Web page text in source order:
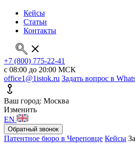
Кейсы
Статьи
Контакты
+7 (800) 775-22-41
с 08:00 до 20:00 МСК
office1@1istok.ru Задать вопрос в
Ваш город: Москва
Изменить
EN
Обратный звонок
Патентное бюро в Череповце Кейсы